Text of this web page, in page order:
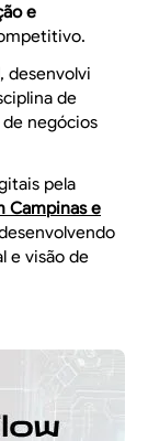
e
, desenvolvi
de
negócios
pela
Campinas e
e visão de